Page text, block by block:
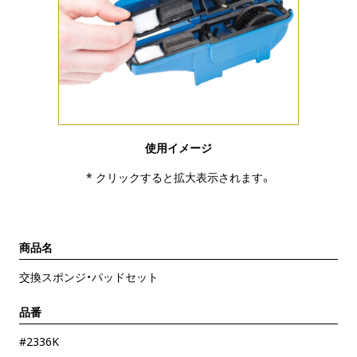
使用イメージ
* クリックすると拡大表示されます。
商品名
交換スポンジ・パッドセット
品番
#2336K